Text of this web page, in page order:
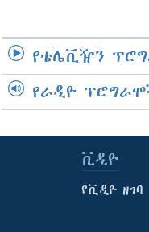
የቴሌቪዥን
የራዲዮ
ቪዲዮ
የቪዲዮ ዘገባ